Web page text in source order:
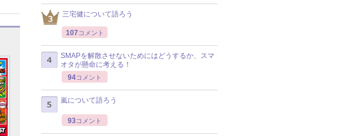
三宅健について語ろう
107 コメント
SMAPを解散させないためにはどうするか、スマ
オタが懸命に考える！
94コメント
嵐について語ろう
93コメント